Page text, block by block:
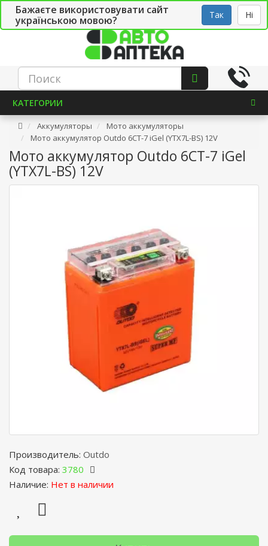
Бажаєте використовувати сайт
українською мовою?
Так Ні
СТО Укр
КАТЕГОРИИ
Аккумуляторы
Мото аккумуляторы
Мото аккумулятор Outdo 6СТ-7 iGel (YTX7L-BS) 12V
Мото аккумулятор Outdo 6СТ-7 iGel
(YTX7L-BS) 12V
Производитель: Outdo
Код товара: 3780
Наличие: Нет в наличии